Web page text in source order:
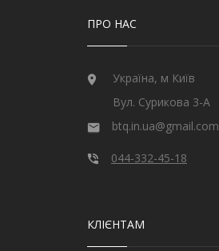
ПРО НАС
Україна, м Київ
Вул. Сурикова 3-А
btq.in.ua@gmail.com
044-332-45-18
КЛІЄНТАМ